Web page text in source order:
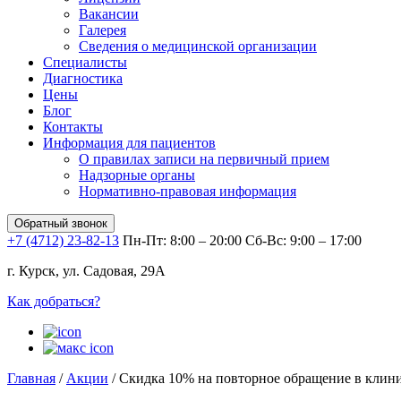
Вакансии
Галерея
Сведения о медицинской организации
Специалисты
Диагностика
Цены
Блог
Контакты
Информация для пациентов
О правилах записи на первичный прием
Надзорные органы
Нормативно-правовая информация
Обратный звонок
+7 (4712) 23-82-13 Пн-Пт: 8:00 – 20:00 Сб-Вс: 9:00 – 17:00
г. Курск, ул. Садовая, 29А
Как добраться?
Главная / Акции /Скидка 10% на повторное обращение в